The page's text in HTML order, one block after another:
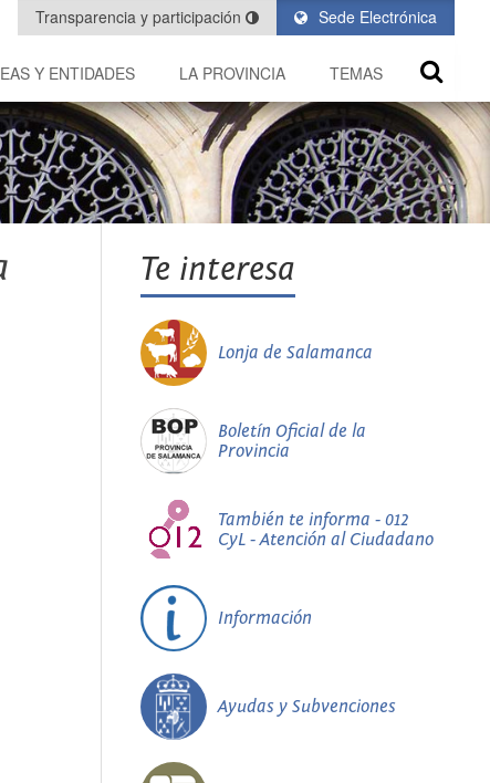
Sede Electrónica
Transparencia y participación
Y ENTIDADES LA PROVINCIA TEMAS
Te interesa
Lonja de Salamanca
Boletín Oficial de la
Provincia
También te informa - 012
CyL - Atención al Ciudadano
Información
Ayudas y Subvenciones